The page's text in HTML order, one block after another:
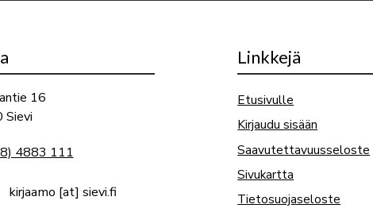
16
Sievi
4883 111
kirjaamo [at] sievi.fi
Linkkejä
Etusivulle
Kirjaudu sisään
Saavutettavuusseloste
Sivukartta
Tietosuojaseloste